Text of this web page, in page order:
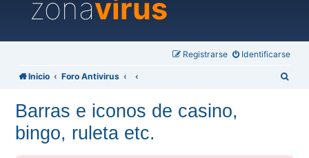
zonavirus
Identificarse
Registrarse
Inicio Foro Antivirus
Barras e iconos de casino,
bingo, ruleta etc.